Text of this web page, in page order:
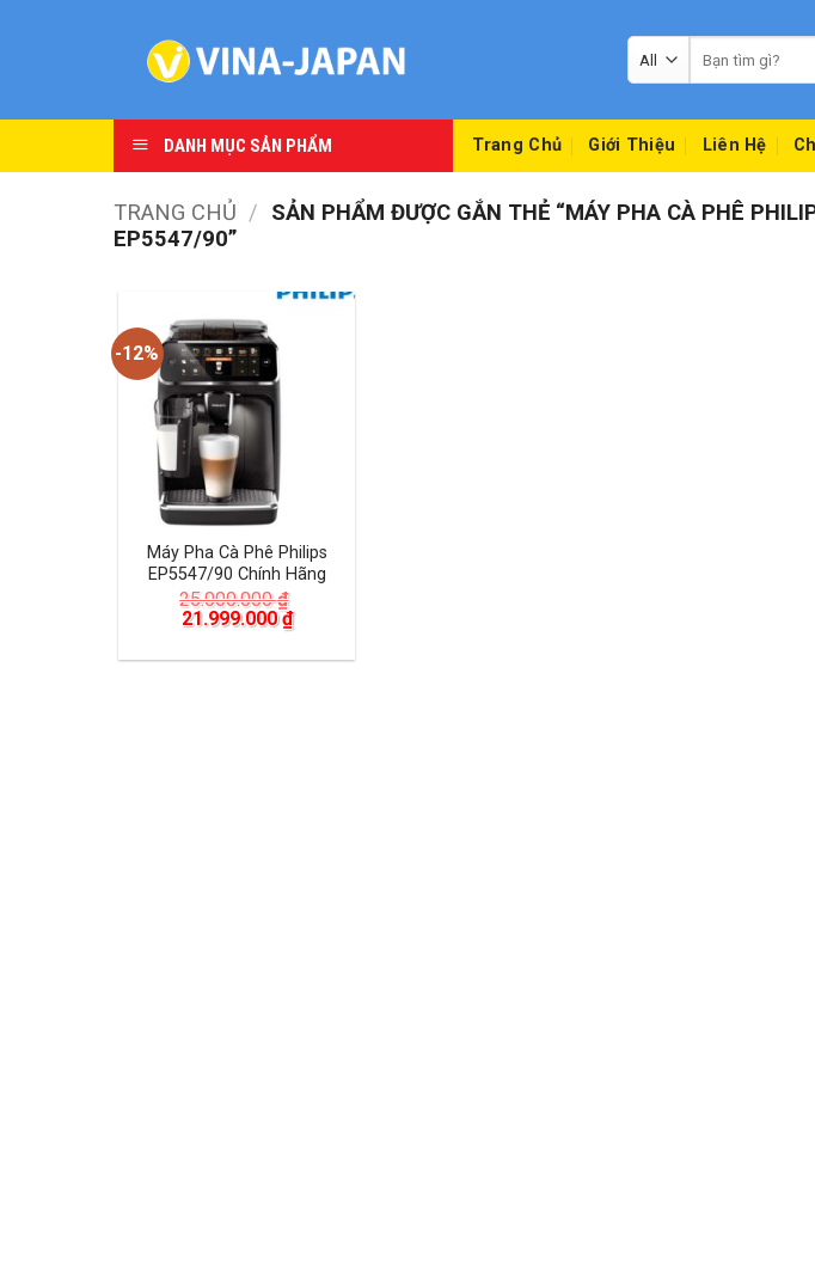
kiếm:
DANH MỤC SẢN PHẨM Trang Chủ Giới Thiệu Liên Hệ
TRANG CHỦ /
SẢN PHẨM ĐƯỢC GẮN THẺ “MÁY PHA CÀ PHÊ
EP5547/90”
-12%
Máy Pha Cà Phê Philips
EP5547/90 Chính Hãng
25.000.000₫
Giá
là:
21.999.000₫Giá
hiện
tại